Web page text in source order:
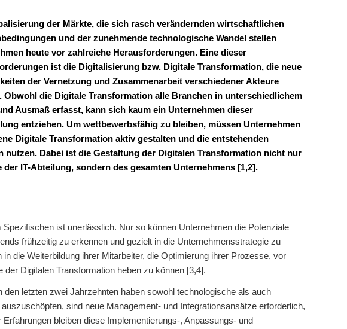
der Märkte, die sich rasch verändernden wirtschaftlichen
und der zunehmende technologische Wandel stellen
heute vor zahlreiche Herausforderungen. Eine dieser
ist die Digitalisierung bzw. Digitale Transformation, die neue
der Vernetzung und Zusammenarbeit verschiedener Akteure
Obwohl die Digitale Transformation alle Branchen in unterschiedlichem
Ausmaß erfasst, kann sich kaum ein Unternehmen dieser
entziehen. Um wettbewerbsfähig zu bleiben, müssen Unternehmen
Digitale Transformation aktiv gestalten und die entstehenden
nutzen. Dabei ist die Gestaltung der Digitalen Transformation nicht nur
der IT-Abteilung, sondern des gesamten Unternehmens [1,2].
ist unerlässlich. Nur so können Unternehmen die Potenziale
frühzeitig zu erkennen und gezielt in die Unternehmensstrategie zu
die Weiterbildung ihrer Mitarbeiter, die Optimierung ihrer Prozesse, vor
Digitalen Transformation heben zu können [3,4].
letzten zwei Jahrzehnten haben sowohl technologische als auch
sind neue Management- und Integrationsansätze erforderlich,
bleiben diese Implementierungs-, Anpassungs- und